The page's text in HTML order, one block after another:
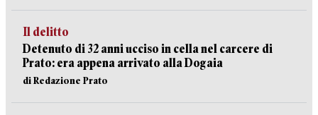
Il delitto
Detenuto di 32 anni ucciso in cella nel carcere di
Prato: era appena arrivato alla Dogaia
di Redazione Prato